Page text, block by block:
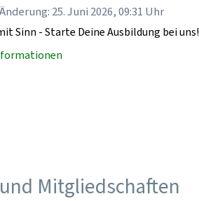
25. Juni 2026, 09:31 Uhr
Sinn - Starte Deine Ausbildung bei uns!
Mitgliedschaften